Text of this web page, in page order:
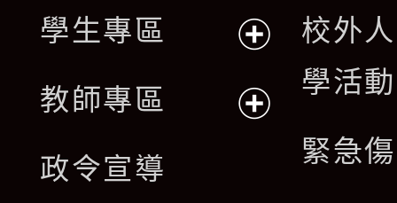
單
選
單
學生專區
開
教師專區
政令宣導
校外
學活
緊急